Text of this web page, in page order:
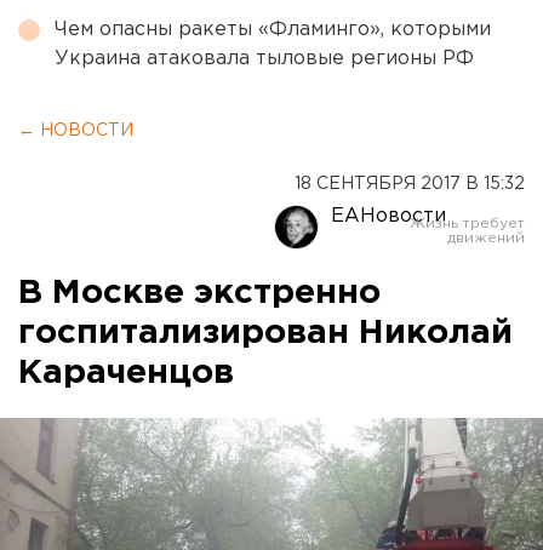
Чем опасны ракеты «Фламинго», которыми
Украина атаковала тыловые регионы РФ
← НОВОСТИ
18 СЕНТЯБРЯ 2017 В 15:32
ЕАНовости
В Москве экстренно
госпитализирован Николай
Караченцов